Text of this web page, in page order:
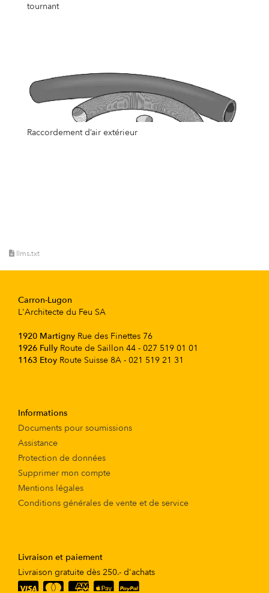
tournant
Raccordement d’air extérieur
llms.txt
Carron-Lugon
L'Architecte du Feu SA
1920 Martigny Rue des Finettes 76
1926 Fully Route de Saillon 44 - 027 519 01 01
1163 Etoy Route Suisse 8A - 021 519 21 31
Informations
Documents pour soumissions
Assistance
Protection de données
Supprimer mon compte
Mentions légales
Conditions générales de vente et de service
Livraison et paiement
Livraison gratuite dès 250.- d'achats